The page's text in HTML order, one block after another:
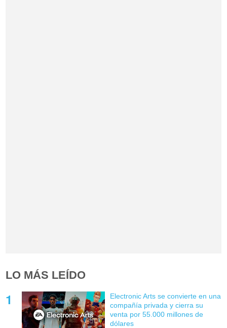
LO MÁS LEÍDO
Electronic Arts se convierte en una
compañía privada y cierra su
venta por 55.000 millones de
dólares